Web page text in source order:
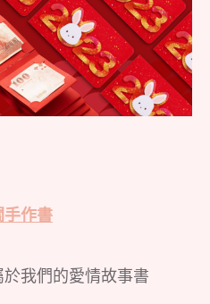
手作書
我們的愛情故事書